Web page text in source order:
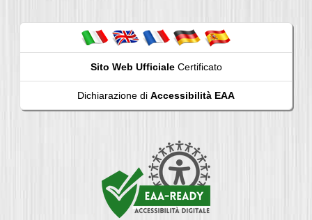
Sito Web UfficialeCertificato
Dichiarazione di Accessibilità EAA